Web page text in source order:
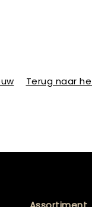
Terug naar